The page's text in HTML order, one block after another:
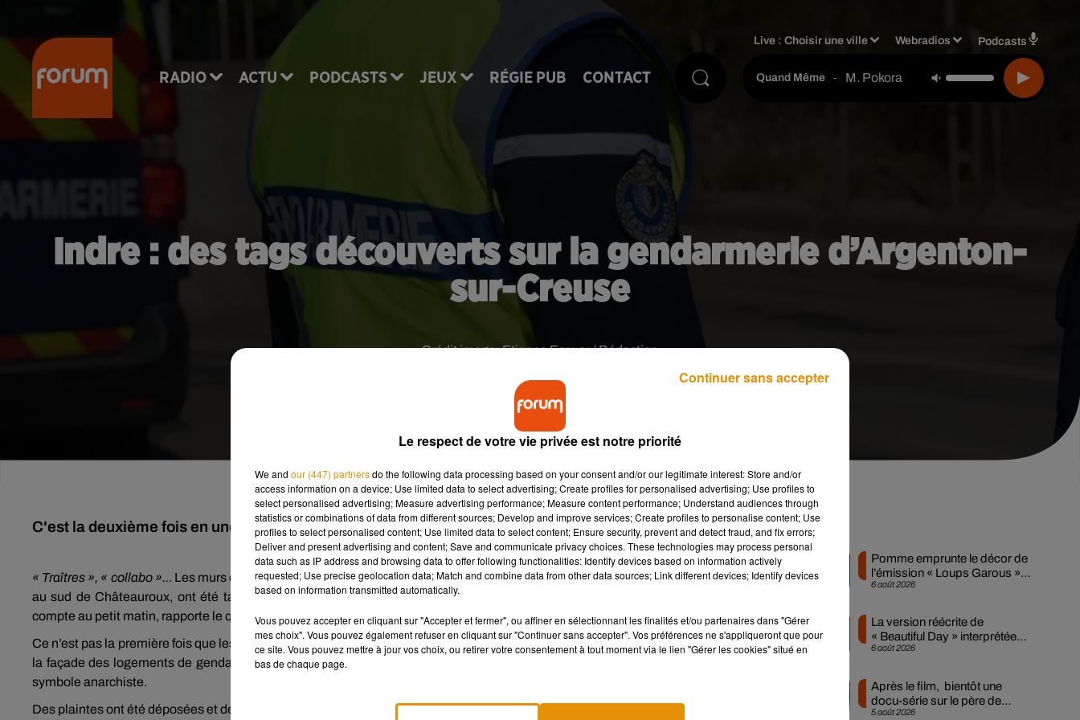
RADIO ACTU PODCASTS JEUX RÉGIE PUB CONTACT
Live :Choisir une ville Webradios Podcasts
Quand Même - M. Pokora
Indre : des tags découverts sur la gendarmerie d’Argenton-
sur-Creuse
Crédit image:Etienne Escuer / Rédaction
C'est la deuxième fois en une semaine que les militaires de la commune sont visés par des tags.
« Traîtres », « collabo »... Les murs de la gendarmerie d’Argenton-sur-Creuse, commune située à une trentaine de kilomètres
au sud de Châteauroux, ont été taggés dans la nuit de dimanche à lundi 2 novembre. Les gendarmes s’en sont rendus
compte au petit matin, rapporte le quotidienla Nouvelle République.
Ce n’est pas la première fois que les militaires sont visés par des insultes. Le 30 octobre, d’autres tags ont été découverts sur
la façade des logements de gendarmes. On pouvait y lire
symbole anarchiste.
Des plaintes ont été déposées et des enquêtes ouvertes pour retrouver les auteurs de ces dégradations.
Musique
6 août 2026
Pomme emprunte le décor de
l’émission « Loups Garous »
pour son...
6 août 2026
La version réécrite de
« Beautiful Day » interprétée
lors des...
5 août 2026
Après le film, bientôt une
docu-série sur le père de
Michael Jackson
Le respect de votre vie privée est notre priorité
We and our (447) partnersdo the following data processing based on your consent and/or our legitimate interest: Store and/or
access information on a device; Use limited data to select advertising; Create profiles for personalised advertising; Use profiles to
select personalised advertising; Measure advertising performance; Measure content performance; Understand audiences through
statistics or combinations of data from different sources; Develop and improve services; Create profiles to personalise content; Use
profiles to select personalised content; Use limited data to select content; Ensure security, prevent and detect fraud, and fix errors;
Deliver and present advertising and content; Save and communicate privacy choices. These technologies may process personal
data such as IP address and browsing data to offer following functionalities: Identify devices based on information actively
requested; Use precise geolocation data; Match and combine data from other data sources; Link different devices; Identify devices
based on information transmitted automatically.
Vous pouvez accepter en cliquant sur "Accepter et fermer", ou affiner en sélectionnant les finalités et/ou partenaires dans "Gérer
mes choix". Vous pouvez également refuser en cliquant sur "Continuer sans accepter". Vos préférences ne s'appliqueront que pour
ce site. Vous pouvez mettre à jour vos choix, ou retirer votre consentement à tout moment via le lien "Gérer les cookies" situé en
bas de chaque page.
Continuer sans accepter